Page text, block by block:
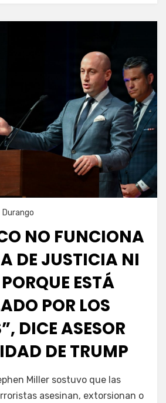
Durango
NO FUNCIONA
DE JUSTICIA NI
ESTÁ
POR LOS
DICE ASESOR
DE TRUMP
ServínMiller sostuvo que las
asesinan, extorsionan o